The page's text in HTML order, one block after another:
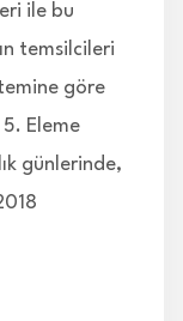
ile bu
temsilcileri
göre
Eleme
günlerinde,